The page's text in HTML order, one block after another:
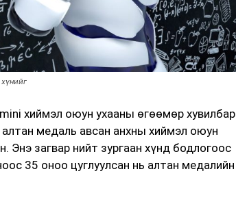
хиймэл оюун ухааны өгөөмөр хувилбар
медаль авсан анхны хиймэл оюун
загвар нийт зургаан хүнд бодлогоос
35 оноо цуглуулсан нь алтан медалийн